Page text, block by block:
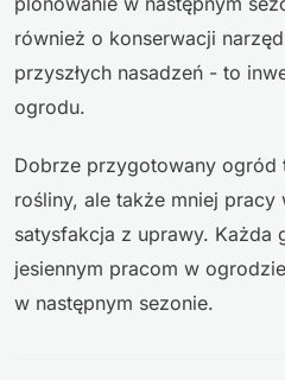
również o konserwacji
przyszłych nasadzeń - to
ogrodu.
Dobrze przygotowany
rośliny, ale także mniej pracy
satysfakcja z uprawy. Każda
jesiennym pracom w
w następnym sezonie.